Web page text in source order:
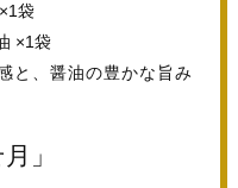
袋
×1袋
と、醤油の豊かな旨み
」